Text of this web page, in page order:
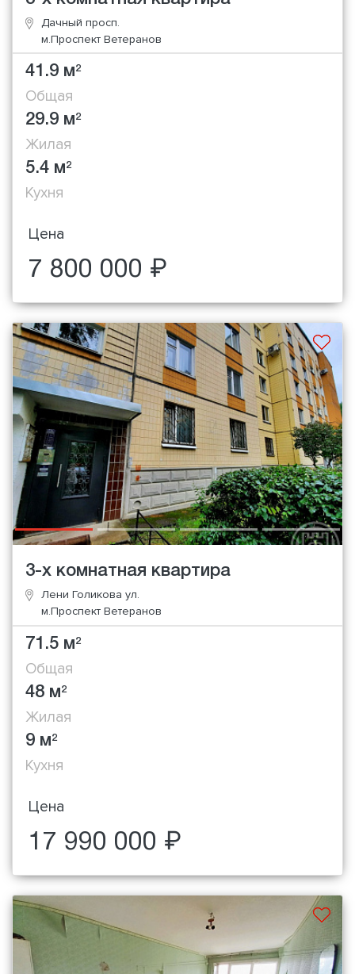
Дачный просп.
м.Проспект Ветеранов
41.9 м2
Общая
29.9 м2
Жилая
5.4 м2
Кухня
Цена
7 800 000 ₽
3-х комнатная квартира
Лени Голикова ул.
м.Проспект Ветеранов
71.5 м2
Общая
48 м2
Жилая
9 м2
Кухня
Цена
17 990 000 ₽